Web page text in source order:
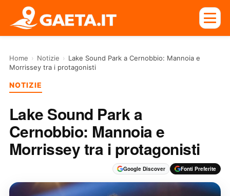
Home › Notizie › Lake Sound Park a Cernobbio: Mannoia e
Morrissey tra i protagonisti
NOTIZIE
Lake Sound Park a
Cernobbio: Mannoia e
Morrissey tra i protagonisti
Google Discover Fonti Preferite